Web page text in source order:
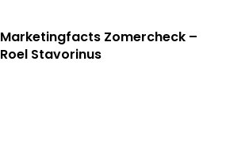
Marketingfacts Zomercheck –
Roel Stavorinus